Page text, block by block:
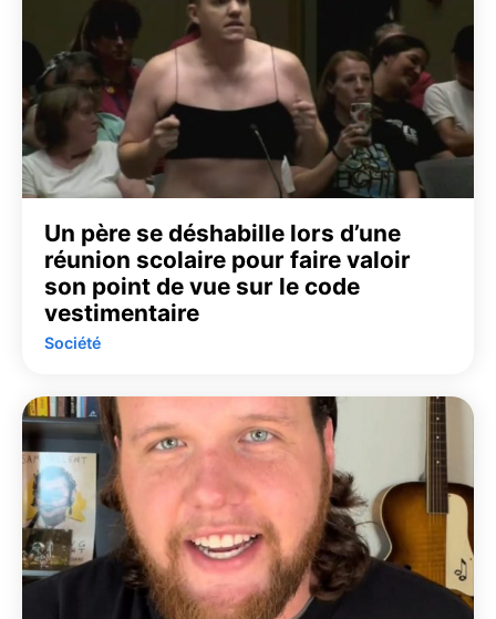
Un père se déshabille lors d’une
réunion scolaire pour faire valoir
son point de vue sur le code
vestimentaire
Société